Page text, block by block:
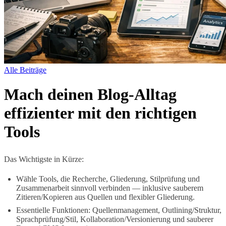
Alle Beiträge
Mach deinen Blog-Alltag
effizienter mit den richtigen
Tools
Das Wichtigste in Kürze:
Wähle Tools, die Recherche, Gliederung, Stilprüfung und
Zusammenarbeit sinnvoll verbinden — inklusive sauberem
Zitieren/Kopieren aus Quellen und flexibler Gliederung.
Essentielle Funktionen: Quellenmanagement, Outlining/Struktur,
Sprachprüfung/Stil, Kollaboration/Versionierung und sauberer